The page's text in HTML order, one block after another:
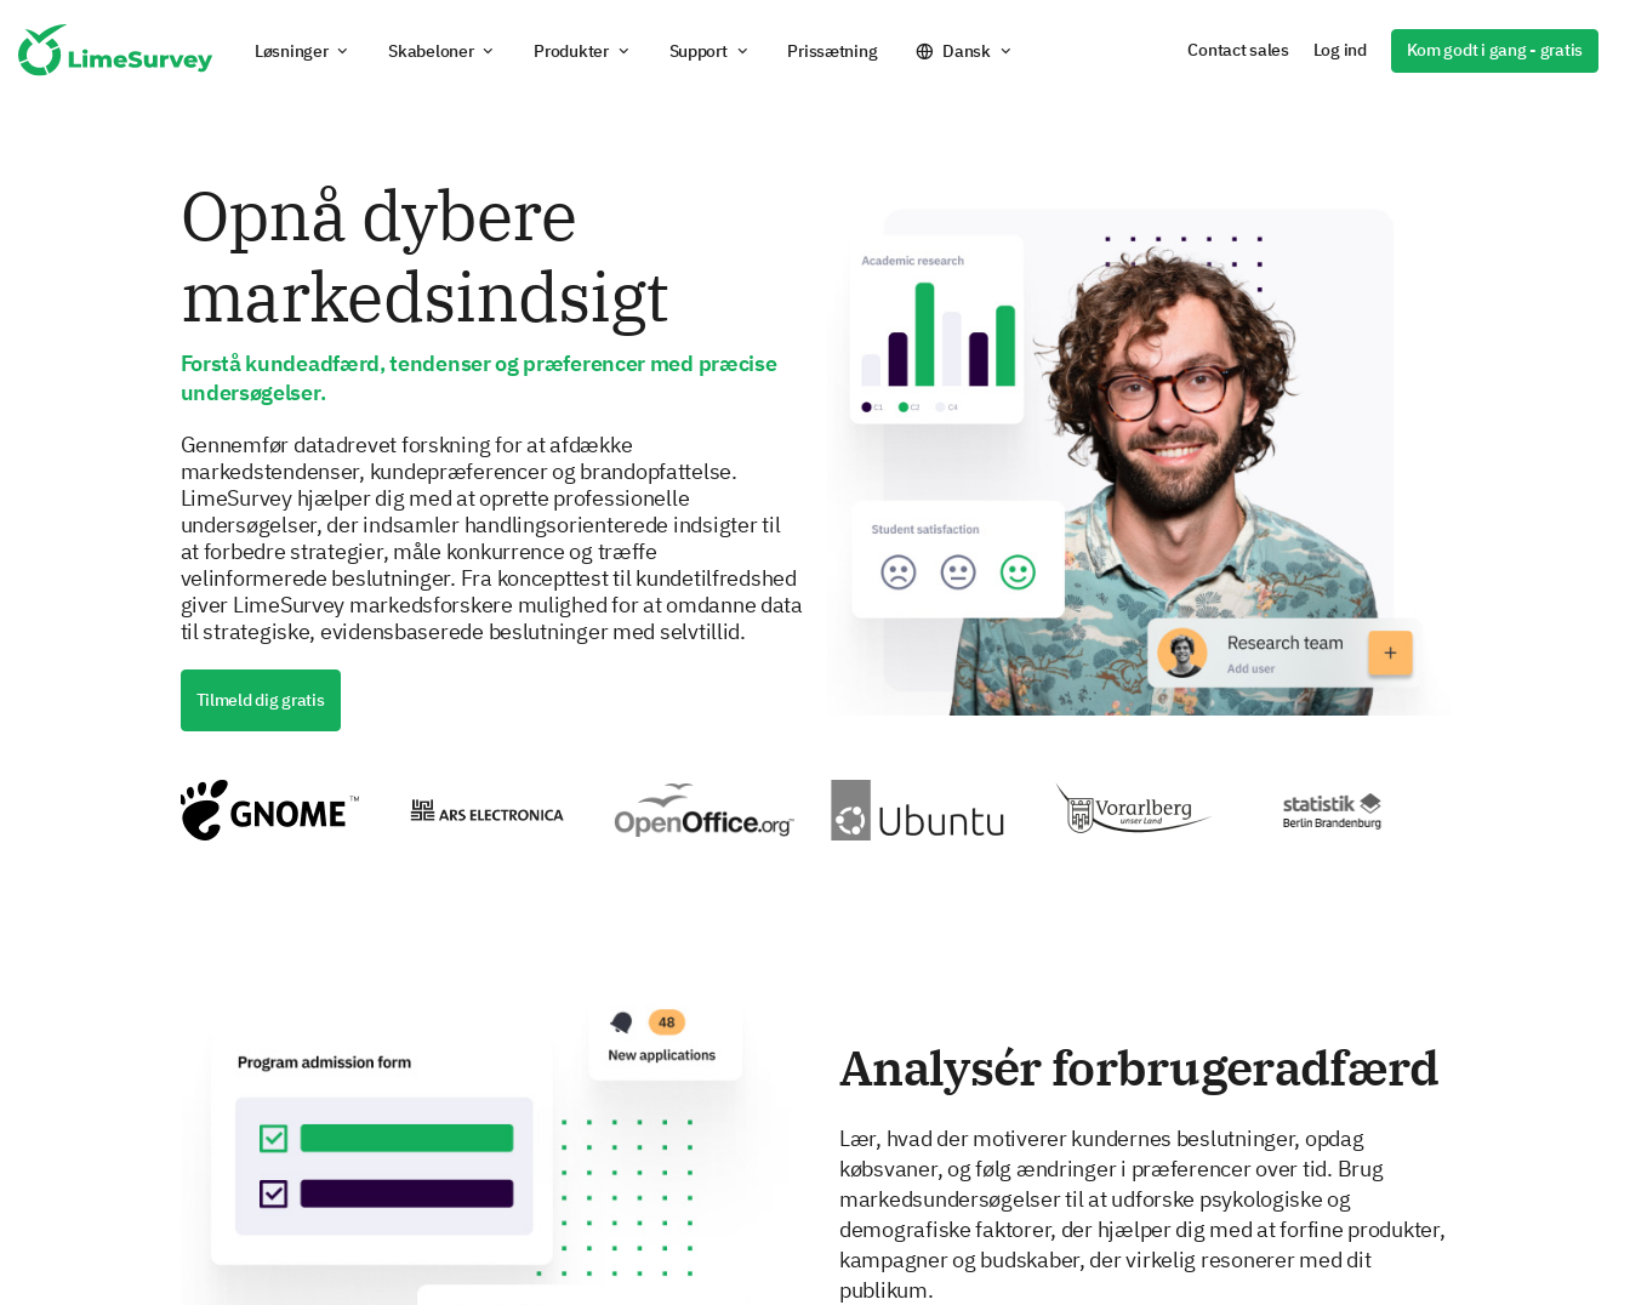
Løsninger Skabeloner Produkter Support Prissætning Dansk Contact sales Log ind Kom godt i gang - gratis
Opnå dybere
markedsindsigt
Forstå kundeadfærd, tendenser og præferencer med præcise
undersøgelser.
Gennemfør datadrevet forskning for at afdække
markedstendenser, kundepræferencer og brandopfattelse.
LimeSurvey hjælper dig med at oprette professionelle
undersøgelser, der indsamler handlingsorienterede indsigter til
at forbedre strategier, måle konkurrence og træffe
velinformerede beslutninger. Fra koncepttest til kundetilfredshed
giver LimeSurvey markedsforskere mulighed for at omdanne data
til strategiske, evidensbaserede beslutninger med selvtillid.
Tilmeld dig gratis
Analysér forbrugeradfærd
Lær, hvad der motiverer kundernes beslutninger, opdag
købsvaner, og følg ændringer i præferencer over tid. Brug
markedsundersøgelser til at udforske psykologiske og
demografiske faktorer, der hjælper dig med at forfine produkter,
kampagner og budskaber, der virkelig resonerer med dit
publikum.